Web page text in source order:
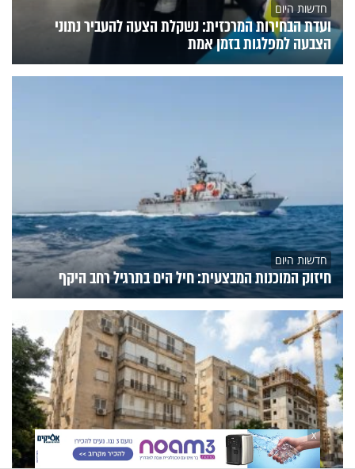
חדשות היום
ועדת הבחירות המרכזית: נשקלת הצעה להעביר נתוני
הצבעה למפלגות בזמן אמת
חדשות היום
חיזוק המוכנות המבצעית: חיל הים בתרגיל רחב היקף
X